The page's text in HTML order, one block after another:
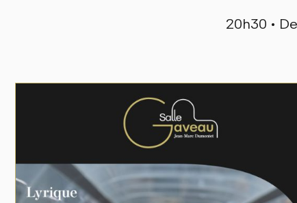
20h30 •